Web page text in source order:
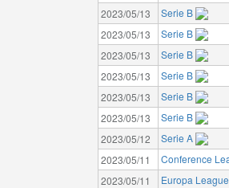
2023/05/13 Serie B
2023/05/13 Serie B
2023/05/13 Serie B
2023/05/13 Serie B
2023/05/13 Serie B
2023/05/13 Serie B
2023/05/12 Serie A
2023/05/11 Conference
2023/05/11 Europa League